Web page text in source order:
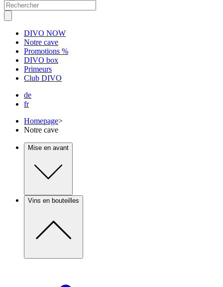
DIVO NOW
Notre cave
Promotions %
DIVO box
Primeurs
Club DIVO
de
fr
Homepage>
Notre cave
Mise en avant
Vins en bouteilles